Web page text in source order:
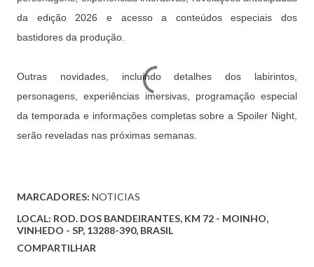
da edição 2026 e acesso a conteúdos especiais dos
bastidores da produção.
Outras novidades, incluindo detalhes dos labirintos,
personagens, experiências imersivas, programação especial
da temporada e informações completas sobre a Spoiler Night,
serão reveladas nas próximas semanas.
MARCADORES: NOTICIAS
LOCAL: ROD. DOS BANDEIRANTES, KM 72 - MOINHO,
VINHEDO - SP, 13288-390, BRASIL
COMPARTILHAR